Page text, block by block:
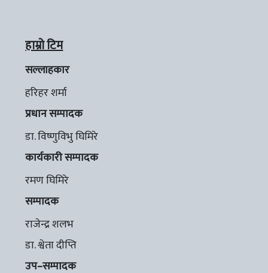
हाम्रो टिम
सल्लाहकार
हरिहर शर्मा
प्रधान सम्पादक
डा. विष्णुविभु घिमिरे
कार्यकारी सम्पादक
रमण घिमिरे
सम्पादक
राजेन्द्र शलभ
डा. श्वेता दीप्ति
उप–सम्पादक